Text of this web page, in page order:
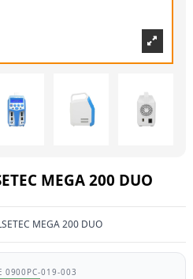
MEGA 200 DUO
MEGA 200 DUO
0900PC-019-003